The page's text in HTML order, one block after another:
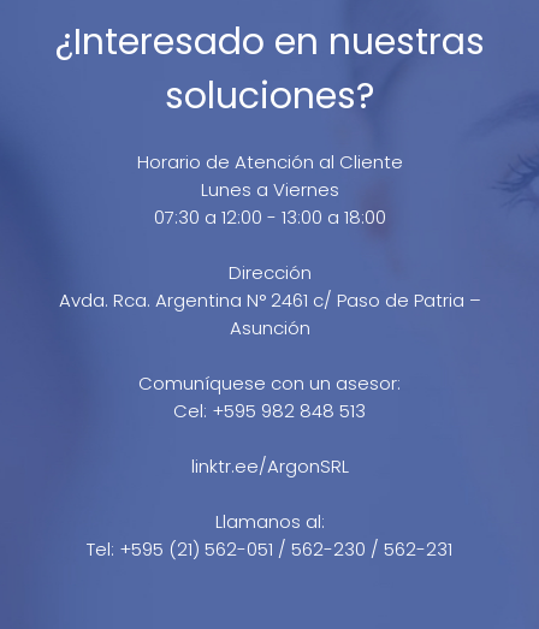
¿Interesado en nuestras
soluciones?
Horario de Atención al Cliente
Lunes a Viernes
07:30 a 12:00 - 13:00 a 18:00
Dirección
Avda. Rca. Argentina N° 2461 c/ Paso de Patria –
Asunción
Comuníquese con un asesor:
Cel: +595 982 848 513
linktr.ee/ArgonSRL
Llamanos al:
Tel: +595 (21) 562-051 / 562-230 / 562-231